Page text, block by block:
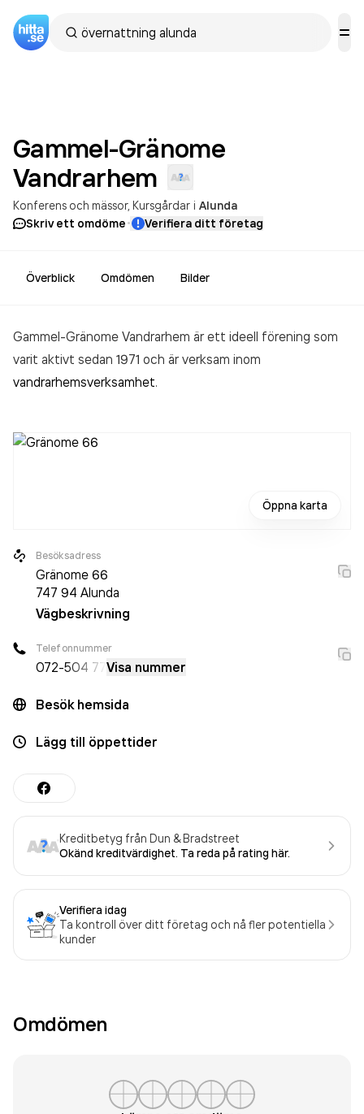
Gammel-Gränome
Vandrarhem
Konferens och mässor Kursgårdar i Alunda
Skriv ett omdöme· Verifiera ditt företag
Överblick Omdömen Bilder
Gammel-Gränome Vandrarhem är ett ideell förening som
varit aktivt sedan 1971 och är verksam inom
vandrarhemsverksamhet.
Öppna karta
Besöksadress
Gränome 66
747 94 Alunda
Vägbeskrivning
Telefonnummer
072-504 77 Visa nummer
Besök hemsida
Lägg till öppettider
Kreditbetyg från Dun & Bradstreet
Okänd kreditvärdighet. Ta reda på rating här.
Verifiera idag
Ta kontroll över ditt företag och nå fler potentiella
kunder
Omdömen